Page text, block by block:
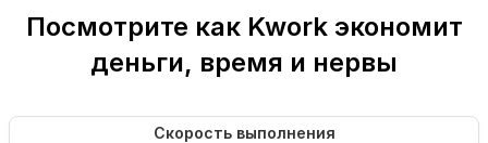
Посмотрите как Kwork экономит
деньги, время и нервы
Скорость выполнения